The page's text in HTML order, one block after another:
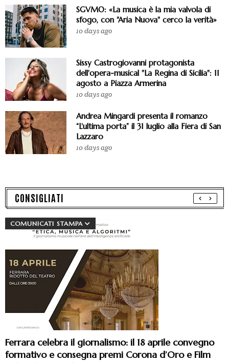
SGVMO: «La musica è la mia valvola di
sfogo, con "Aria Nuova" cerco la verità»
10 days ago
Sissy Castrogiovanni protagonista
dell'opera-musical "La Regina di Sicilia": 11
agosto a Piazza Armerina
10 days ago
Andrea Mingardi presenta il romanzo
“L'ultima porta” il 31 luglio alla Fiera di San
Lazzaro
10 days ago
CONSIGLIATI
COMUNICATI STAMPA
Ferrara celebra il giornalismo: il 18 aprile convegno
formativo e consegna premi Corona d’Oro e Film